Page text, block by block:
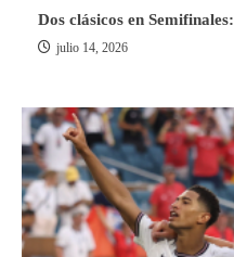
Dos clásicos en
julio 14, 2026